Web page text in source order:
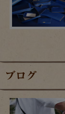
ブログ